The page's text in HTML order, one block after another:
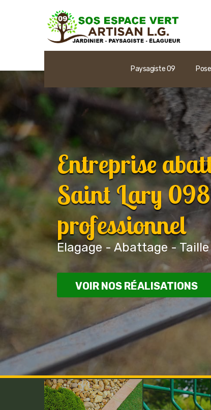
Paysagiste 09
Entreprise
Saint Lary
professionnel
Elagage - Abattage -
VOIR NOS RÉALISATIONS